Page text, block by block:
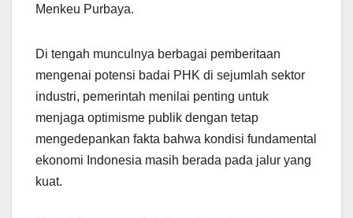
Menkeu Purbaya.
Di tengah munculnya berbagai pemberitaan
mengenai potensi badai PHK di sejumlah sektor
industri, pemerintah menilai penting untuk
menjaga optimisme publik dengan tetap
mengedepankan fakta bahwa kondisi fundamental
ekonomi Indonesia masih berada pada jalur yang
kuat.